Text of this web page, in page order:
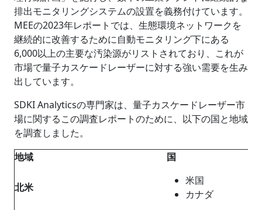
排出モニタリングシステムの設置を義務付けています。
MEEの2023年レポートでは、生態環境ネットワークを
継続的に改善するために自動モニタリング下にある
6,000以上の主要な汚染源がリストされており、これが
市場で量子カスケードレーザーに対する強い需要を生み
出しています。
SDKI Analyticsの専門家は、量子カスケードレーザー市
場に関するこの調査レポートのために、以下の国と地域
を調査しました。
地域
国
北米
米国
カナダ